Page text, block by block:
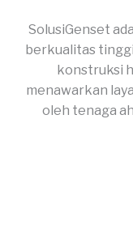
SolusiGenset
berkualitas
konstruksi
menawarkan
oleh tenaga